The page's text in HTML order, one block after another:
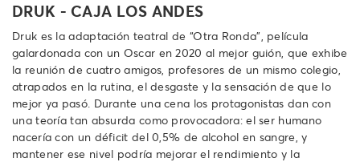
DRUK - CAJA LOS ANDES
Druk es la adaptación teatral de “Otra Ronda”, película
galardonada con un Oscar en 2020 al mejor guión, que exhibe
la reunión de cuatro amigos, profesores de un mismo colegio,
atrapados en la rutina, el desgaste y la sensación de que lo
mejor ya pasó. Durante una cena los protagonistas dan con
una teoría tan absurda como provocadora: el ser humano
nacería con un déficit del 0,5% de alcohol en sangre, y
mantener ese nivel podría mejorar el rendimiento y la